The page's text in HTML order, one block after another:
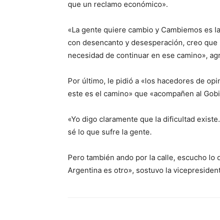
que un reclamo económico».
«La gente quiere cambio y Cambiemos es
con desencanto y desesperación, creo
necesidad de continuar en ese camino»,
Por último, le pidió a «los hacedores de
este es el camino» que «acompañen al
«Yo digo claramente que la dificultad
sé lo que sufre la gente.
Pero también ando por la calle, escucho
Argentina es otro», sostuvo la